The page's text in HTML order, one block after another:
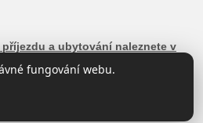
a ubytování naleznete v
fungování webu.